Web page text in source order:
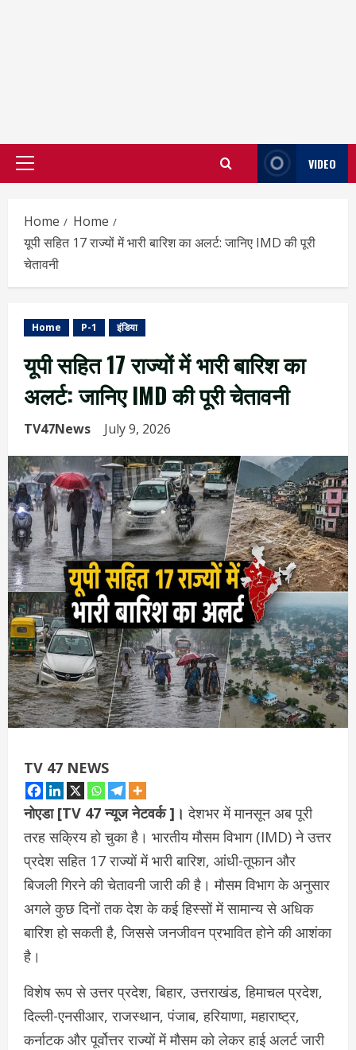
Primary
VIDEO
Home
Home
यूपी सहित 17 राज्यों में भारी बारिश का अलर्ट: जानिए IMD की पूरी
चेतावनी
Home P-1 इंडिया
यूपी सहित 17 राज्यों में भारी बारिश का
अलर्ट: जानिए IMD की पूरी चेतावनी
TV47News July 9, 2026
TV 47 NEWS
नोएडा [TV 47 न्‍यूज नेटवर्क ]। देशभर में मानसून अब पूरी
तरह सक्रिय हो चुका है। भारतीय मौसम विभाग (IMD) ने उत्तर
प्रदेश सहित 17 राज्यों में भारी बारिश, आंधी-तूफान और
बिजली गिरने की चेतावनी जारी की है। मौसम विभाग के अनुसार
अगले कुछ दिनों तक देश के कई हिस्सों में सामान्य से अधिक
बारिश हो सकती है, जिससे जनजीवन प्रभावित होने की आशंका
है।
विशेष रूप से उत्तर प्रदेश, बिहार, उत्तराखंड, हिमाचल प्रदेश,
दिल्ली-एनसीआर, राजस्थान, पंजाब, हरियाणा, महाराष्ट्र,
कर्नाटक और पूर्वोत्तर राज्यों में मौसम को लेकर हाई अलर्ट जारी